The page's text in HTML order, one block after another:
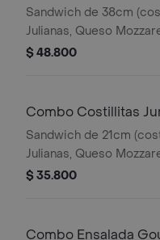
Sandwich de 38cm
Julianas, Queso
Salsa Bbq, Lechuga y
$ 48.800
Combo Costillitas
Sandwich de 21cm
Julianas, Queso
Salsa Bbq, Lechuga y
$ 35.800
Combo Ensalada